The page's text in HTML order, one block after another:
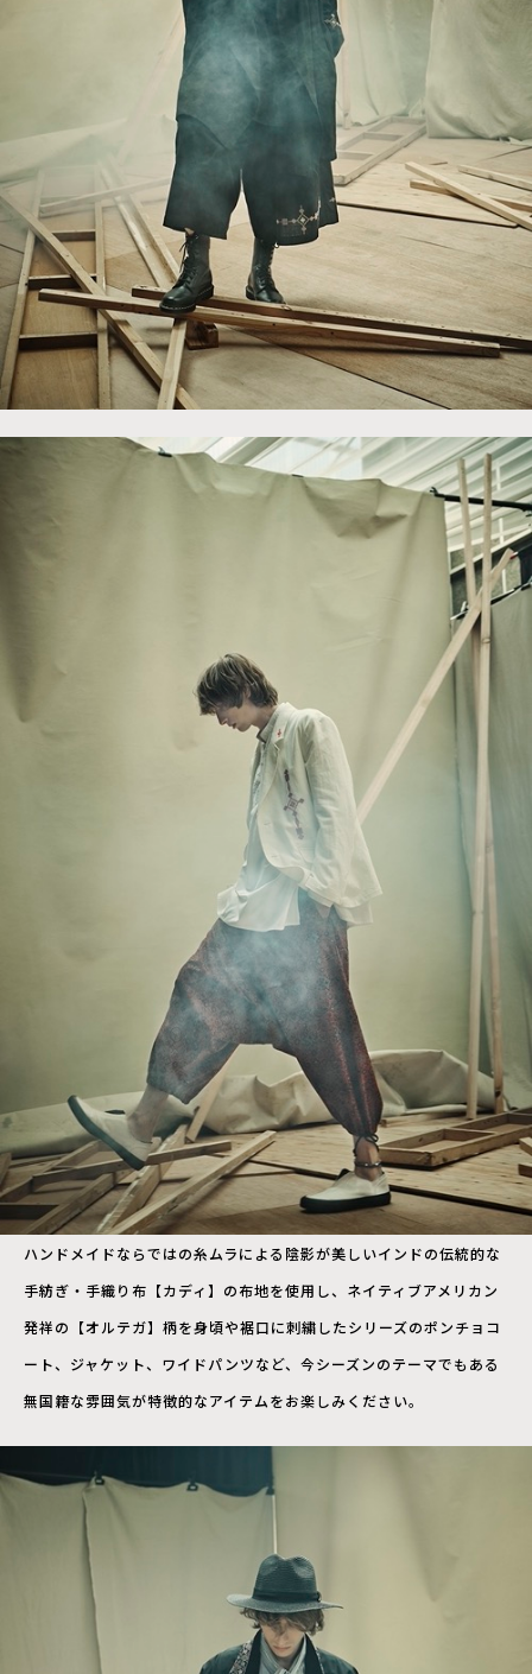
ハンドメイドならではの糸ムラによる陰影が美しいインドの伝統的な
手紡ぎ・手織り布【カディ】の布地を使用し、ネイティブアメリカン
発祥の【オルテガ】柄を身頃や裾口に刺繍したシリーズのポンチョコ
ート、ジャケット、ワイドパンツなど、今シーズンのテーマでもある
無国籍な雰囲気が特徴的なアイテムをお楽しみください。